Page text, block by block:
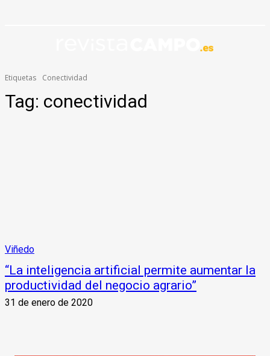
Etiquetas Conectividad
Tag: conectividad
Viñedo
“La inteligencia artificial permite aumentar la
productividad del negocio agrario”
31 de enero de 2020